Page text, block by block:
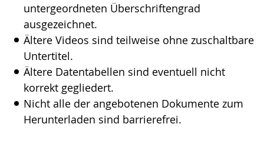
untergeordneten Überschriftengrad
ausgezeichnet.
Ältere Videos sind teilweise ohne zuschaltbare
Untertitel.
Ältere Datentabellen sind eventuell nicht
korrekt gegliedert.
Nicht alle der angebotenen Dokumente zum
Herunterladen sind barrierefrei.